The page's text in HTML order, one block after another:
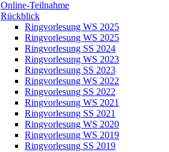
Online-Teilnahme
Rückblick
Ringvorlesung WS 2025
Ringvorlesung WS 2025
Ringvorlesung SS 2024
Ringvorlesung WS 2023
Ringvorlesung SS 2023
Ringvorlesung WS 2022
Ringvorlesung SS 2022
Ringvorlesung WS 2021
Ringvorlesung SS 2021
Ringvorlesung WS 2020
Ringvorlesung WS 2019
Ringvorlesung SS 2019